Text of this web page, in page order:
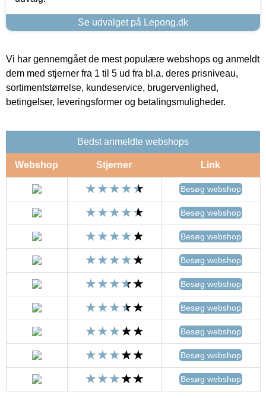
Se udvalget på Lepong.dk
Vi har gennemgået de mest populære webshops og anmeldt
dem med stjerner fra 1 til 5 ud fra bl.a. deres prisniveau,
sortimentstørrelse, kundeservice, brugervenlighed,
betingelser, leveringsformer og betalingsmuligheder.
Bedst anmeldte webshops
Webshop Stjerner Link
Besøg webshop
Besøg webshop
Besøg webshop
Besøg webshop
Besøg webshop
Besøg webshop
Besøg webshop
Besøg webshop
Besøg webshop